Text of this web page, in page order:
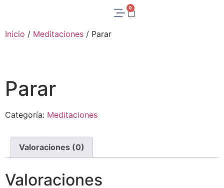
0
Inicio / Meditaciones / Parar
Parar
Categoría: Meditaciones
Valoraciones (0)
Valoraciones